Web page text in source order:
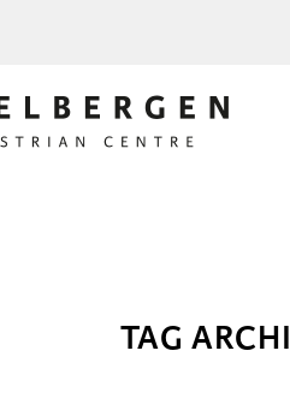
TAG